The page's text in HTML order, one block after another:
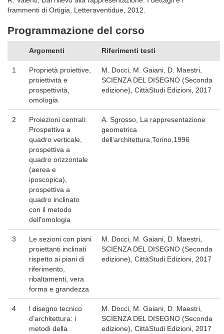
frammenti di Ortigia, Letteraventidue, 2012.
Programmazione del corso
Argomenti Riferimenti testi
1
Proprietà proiettive,
proiettività e
prospettività,
omologia
M. Docci, M. Gaiani, D. Maestri,
SCIENZA DEL DISEGNO (Seconda
edizione), CittàStudi Edizioni, 2017
2
Proiezioni centrali:
Prospettiva a
quadro verticale,
prospettiva a
quadro orizzontale
(aerea e
iposcopica),
prospettiva a
quadro inclinato
con il metodo
dell'omologia
A. Sgrosso, La rappresentazione
geometrica
dell’architettura,Torino,1996
3
Le sezioni con piani
proiettanti inclinati
rispetto ai piani di
riferimento,
ribaltamenti, vera
forma e grandezza
M. Docci, M. Gaiani, D. Maestri,
SCIENZA DEL DISEGNO (Seconda
edizione), CittàStudi Edizioni, 2017
4
l disegno tecnico
d’architettura: i
metodi della
M. Docci, M. Gaiani, D. Maestri,
SCIENZA DEL DISEGNO (Seconda
edizione), CittàStudi Edizioni, 2017